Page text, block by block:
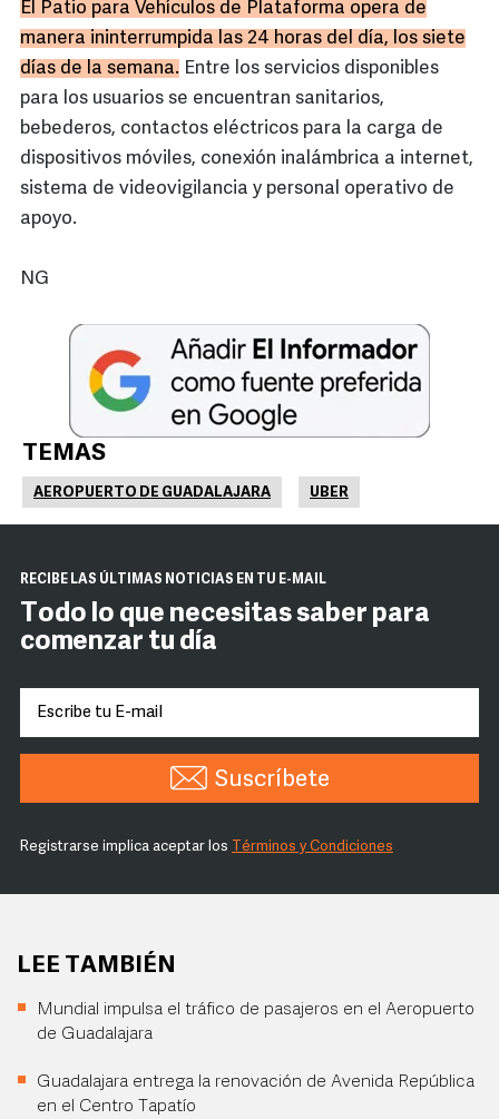
El Patio para Vehículos de Plataforma opera de
manera ininterrumpida las 24 horas del día, los siete
días de la semana. Entre los servicios disponibles
para los usuarios se encuentran sanitarios,
bebederos, contactos eléctricos para la carga de
dispositivos móviles, conexión inalámbrica a internet,
sistema de videovigilancia y personal operativo de
apoyo.
NG
TEMAS
AEROPUERTO DE GUADALAJARA UBER
RECIBE LAS ÚLTIMAS NOTICIAS EN TU E-MAIL
Todo lo que necesitas saber para
comenzar tu día
Suscríbete
Registrarse implica aceptar los Términos y Condiciones
LEE TAMBIÉN
Mundial impulsa el tráfico de pasajeros en el Aeropuerto
de Guadalajara
Guadalajara entrega la renovación de Avenida República
en el Centro Tapatío